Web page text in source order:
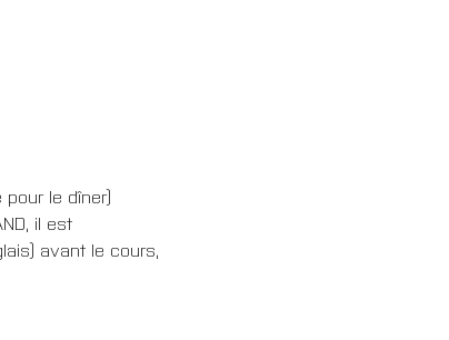
le dîner)
il est
avant le cours,